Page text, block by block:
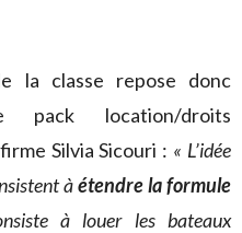
la classe repose donc
pack location/droits
Silvia Sicouri : « L’idée
àétendre la formule
à louer les bateaux